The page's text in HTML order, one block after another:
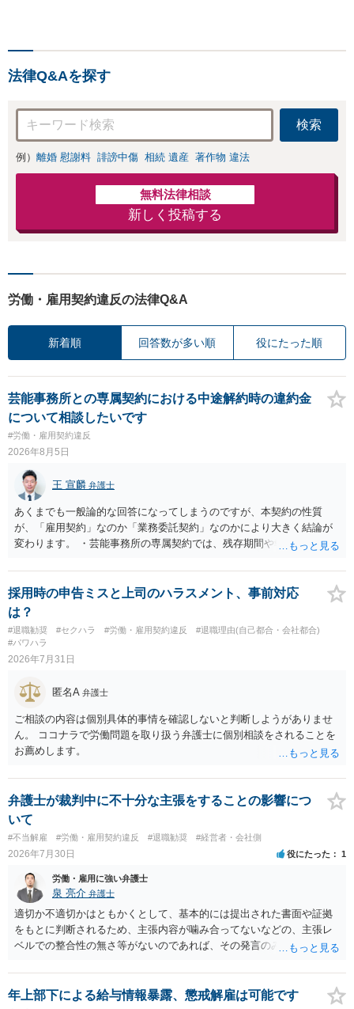
様の話を丁寧にう
を正確に読み取り
ます。【東京都在
住以外の方も対
応】
法律Q&Aを探す
検索
例） 離婚 慰謝料 誹謗中傷 相続 遺産 著作物 違法
無料法律相談
新しく投稿する
労働・雇用契約違反の法律Q&A
新着順 回答数が多い順 役にたった順
芸能事務所との専属契約における中途解約時の違約金
について相談したいです
#労働・雇用契約違反
2026年8月5日
王 宣麟 弁護士
あくまでも一般論的な回答になってしまうのですが、本契約の性質
が、「雇用契約」なのか「業務委託契約」なのかにより大きく結論が
変わります。 ・芸能事務所の専属契約では、残存期間や報酬額、投下
務上よくあるからといって当然に適法という意味ではなく、実際の損
害との対応関係や合理性が重要です。 ・違約金に上限がなくても、常
に有効になるわけではありません。契約が労働契約に近い実態なら労
基法16条で無効となる余地があり、そうでなくても、金額が事務所の
損害と比べて過大なら無効や減額が争点になります。 ・契約前の修正
交渉は一般的です。 交渉の方向としては、上限額を設ける、実損害ベ
費・未回収費用のみ」に限定する、などが典型です。 ・弁護士に契約
前に契約書の内容をレビューしてもらう価値は十分にあると思われま
す。 争点は、契約類型が雇用か業務委託か、実態として労働者性があ
るか、解除事由が双方にどう定められているか、違約金の算定根拠が
合理的か、という複数論点に分かれます。契約前なら、交渉のパワー
コストを抑えやすいので、資料等を持参の上弁護士に確認されること
をお勧めします。 ・事務所側の解除でも、解除理由によってはタレン
ト側に損害賠償が発生する建付けになっていることはあります。ただ
し、事務所側が一方的に解除したのにタレントへ違約金を課す設計
は、合理性や対価性を欠くとして争いやすいです。逆に、タレント側
の重大な契約違反がある場合は、実損害の範囲で請求される可能性は
あります。
採用時の申告ミスと上司のハラスメント、事前対応
は？
#退職勧奨 #セクハラ #労働・雇用契約違反
#退職理由(自己都合・会社都合)
#パワハラ
2026年7月31日
匿名A 弁護士
ご相談の内容は個別具体的事情を確認しないと判断しようがありませ
ん。 ココナラで労働問題を取り扱う弁護士に個別相談をされることを
お薦めします。
弁護士が裁判中に不十分な主張をすることの影響につ
いて
#不当解雇 #労働・雇用契約違反 #退職勧奨 #経営者・会社側
2026年7月30日 役にたった 1
労働・雇用に強い弁護士
泉 亮介 弁護士
適切か不適切かはともかくとして、基本的には提出された書面や証拠
をもとに判断されるため、主張内容が噛み合ってないなどの、主張レ
ベルでの整合性の無さ等がないのであれば、その発言のみで大きく不
年上部下による給与情報暴露、懲戒解雇は可能です